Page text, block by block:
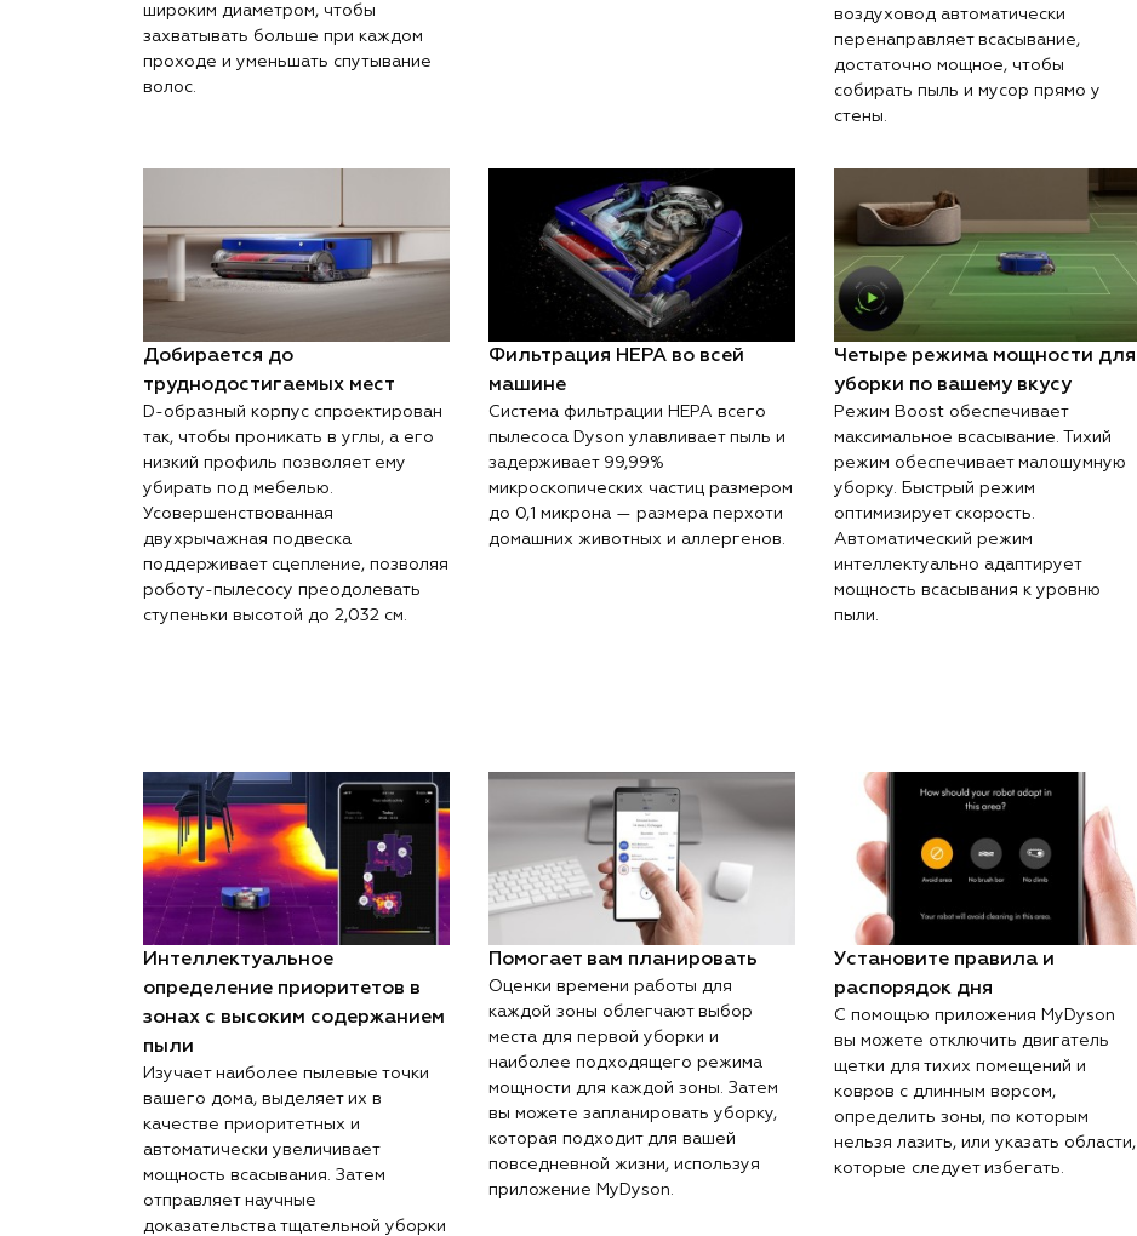
широким диаметром, чтобы
захватывать больше при каждом
проходе и уменьшать спутывание
волос.
воздуховод автоматически
перенаправляет всасывание,
достаточно мощное, чтобы
собирать пыль и мусор прямо у
стены.
Добирается до
труднодостигаемых мест
D-образный корпус спроектирован
так, чтобы проникать в углы, а его
низкий профиль позволяет ему
убирать под мебелью.
Усовершенствованная
двухрычажная подвеска
поддерживает сцепление, позволяя
роботу-пылесосу преодолевать
ступеньки высотой до 2,032 см.
Фильтрация HEPA во всей
машине
Система фильтрации HEPA всего
пылесоса Dyson улавливает пыль и
задерживает 99,99%
микроскопических частиц размером
до 0,1 микрона — размера перхоти
домашних животных и аллергенов.
Четыре режима мощности для
уборки по вашему вкусу
Режим Boost обеспечивает
максимальное всасывание. Тихий
режим обеспечивает малошумную
уборку. Быстрый режим
оптимизирует скорость.
Автоматический режим
интеллектуально адаптирует
мощность всасывания к уровню
пыли.
Интеллектуальное
определение приоритетов в
зонах с высоким содержанием
пыли
Изучает наиболее пылевые точки
вашего дома, выделяет их в
качестве приоритетных и
автоматически увеличивает
мощность всасывания. Затем
отправляет научные
доказательства тщательной уборки
Помогает вам планировать
Оценки времени работы для
каждой зоны облегчают выбор
места для первой уборки и
наиболее подходящего режима
мощности для каждой зоны. Затем
вы можете запланировать уборку,
которая подходит для вашей
повседневной жизни, используя
приложение MyDyson.
Установите правила и
распорядок дня
С помощью приложения MyDyson
вы можете отключить двигатель
щетки для тихих помещений и
ковров с длинным ворсом,
определить зоны, по которым
нельзя лазить, или указать области,
которые следует избегать.